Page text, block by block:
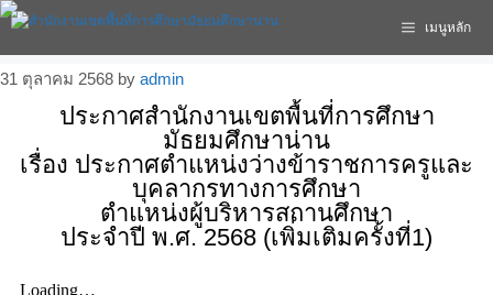
เมนูหลัก
31 ตุลาคม 2568 by admin
ประกาศสำนักงานเขตพื้นที่การศึกษา
มัธยมศึกษาน่าน
เรื่อง ประกาศตำแหน่งว่างข้าราชการครูและ
บุคลากรทางการศึกษา
ตำแหน่งผู้บริหารสถานศึกษา
ประจำปี พ.ศ. 2568 (เพิ่มเติมครั้งที่1)